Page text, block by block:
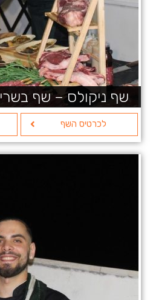
שף ניקולס – שף בשרי
לכרטיס השף